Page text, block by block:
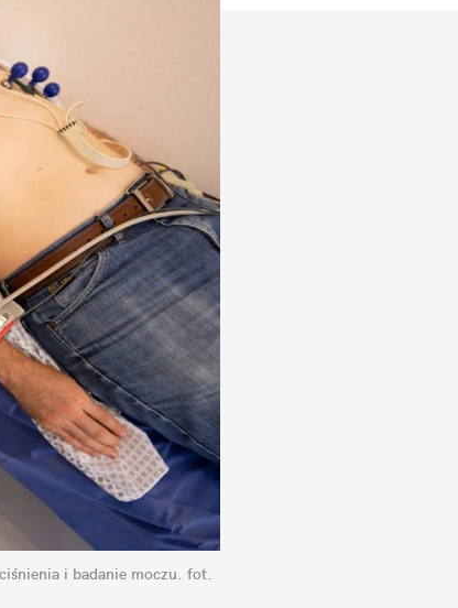
i badanie moczu. fot.